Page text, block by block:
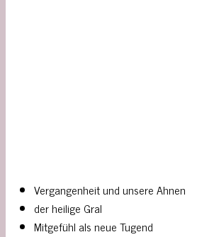
Vergangenheit und unsere Ahnen
der heilige Gral
Mitgefühl als neue Tugend